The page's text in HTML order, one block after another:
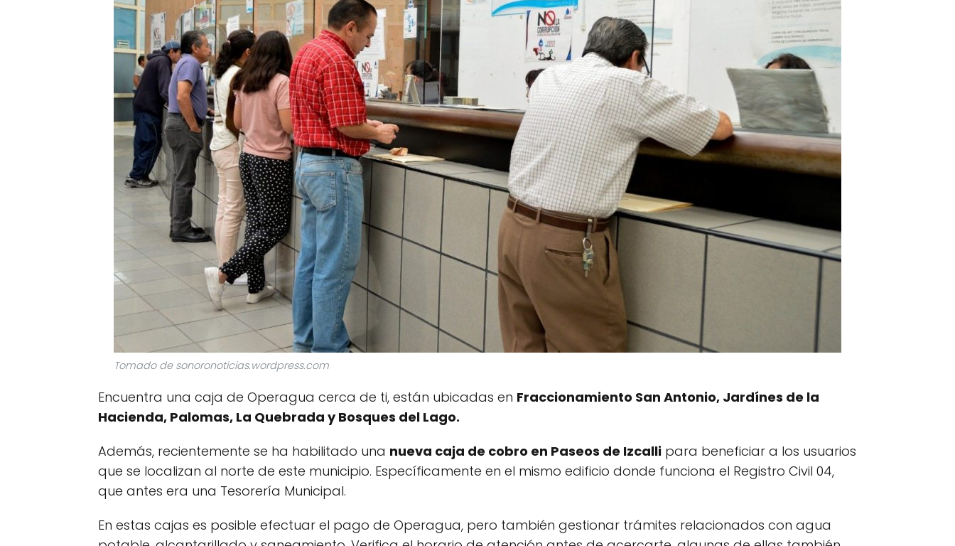
Tomado de sonoronoticias.wordpress.com
Encuentra una caja de Operagua cerca de ti, están ubicadas en Fraccionamiento San Antonio, Jardínes de la
Hacienda, Palomas, La Quebrada y Bosques del Lago.
Además, recientemente se ha habilitado una nueva caja de cobro en Paseos de Izcalli para beneficiar a los usuarios
que se localizan al norte de este municipio. Específicamente en el mismo edificio donde funciona el Registro Civil 04,
que antes era una Tesorería Municipal.
En estas cajas es posible efectuar el pago de Operagua, pero también gestionar trámites relacionados con agua